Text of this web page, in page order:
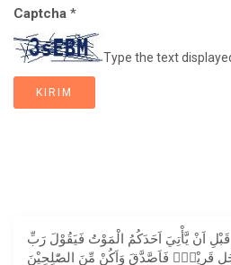
Captcha *
Type the text
اَنْ يَّأْتِيَ اَحَدَكُمُ الْمَوْتُ فَيَقُوْلَ رَبِّ
اَجَلٍ قَرِيْبٍۚ فَاَصَّدَّقَ وَاَكُنْ مِّنَ الصّٰلِحِيْنَ